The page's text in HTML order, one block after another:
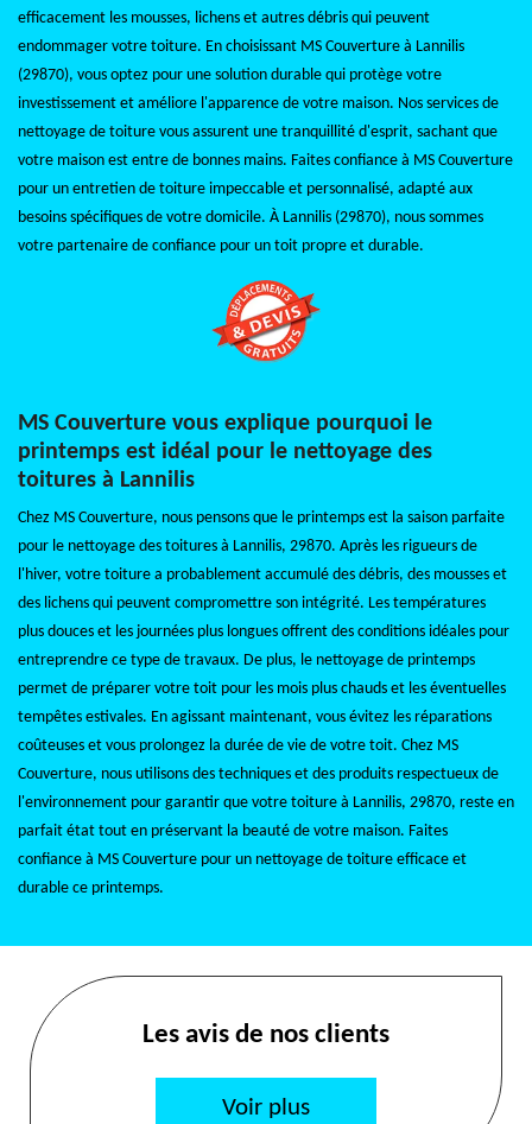
efficacement les mousses, lichens et autres débris qui peuvent
endommager votre toiture. En choisissant MS Couverture à Lannilis
(29870), vous optez pour une solution durable qui protège votre
investissement et améliore l'apparence de votre maison. Nos services de
nettoyage de toiture vous assurent une tranquillité d'esprit, sachant que
votre maison est entre de bonnes mains. Faites confiance à MS Couverture
pour un entretien de toiture impeccable et personnalisé, adapté aux
besoins spécifiques de votre domicile. À Lannilis (29870), nous sommes
votre partenaire de confiance pour un toit propre et durable.
MS Couverture vous explique pourquoi le
printemps est idéal pour le nettoyage des
toitures à Lannilis
Chez MS Couverture, nous pensons que le printemps est la saison parfaite
pour le nettoyage des toitures à Lannilis, 29870. Après les rigueurs de
l'hiver, votre toiture a probablement accumulé des débris, des mousses et
des lichens qui peuvent compromettre son intégrité. Les températures
plus douces et les journées plus longues offrent des conditions idéales pour
entreprendre ce type de travaux. De plus, le nettoyage de printemps
permet de préparer votre toit pour les mois plus chauds et les éventuelles
tempêtes estivales. En agissant maintenant, vous évitez les réparations
coûteuses et vous prolongez la durée de vie de votre toit. Chez MS
Couverture, nous utilisons des techniques et des produits respectueux de
l'environnement pour garantir que votre toiture à Lannilis, 29870, reste en
parfait état tout en préservant la beauté de votre maison. Faites
confiance à MS Couverture pour un nettoyage de toiture efficace et
durable ce printemps.
Les avis de nos clients
Voir plus